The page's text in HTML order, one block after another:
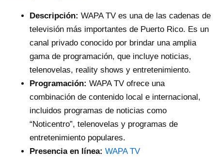
Descripción: WAPA TV es una de las cadenas de
televisión más importantes de Puerto Rico. Es un
canal privado conocido por brindar una amplia
gama de programación, que incluye noticias,
telenovelas, reality shows y entretenimiento.
Programación: WAPA TV ofrece una
combinación de contenido local e internacional,
incluidos programas de noticias como
“Noticentro”, telenovelas y programas de
entretenimiento populares.
Presencia en línea: WAPA TV